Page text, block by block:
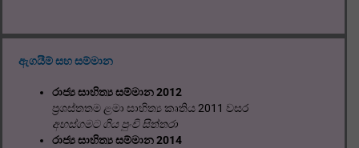
ඇගයීම් සහ සම්මාන
රාජ්‍ය සාහිත්‍ය සම්මාන 2012
ප්‍රශස්තතම ළමා සාහිත්‍ය කෘතිය 2011 වසර
අහස්ගමට ගිය පුංචි සිත්තරා
රාජ්‍ය සාහිත්‍ය සම්මාන 2014